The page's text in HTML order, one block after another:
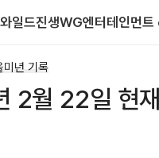
년 기록
2월 22일 현